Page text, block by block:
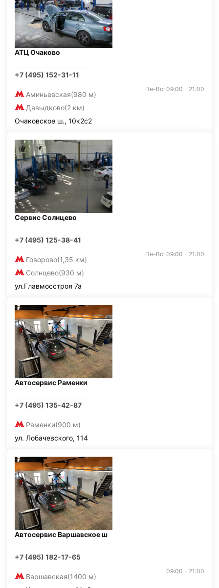
АТЦ Очаково
+7 (495) 152-31-11
Аминьевская(980 м)
Давыдково(2 км)
Пн-Вс: 09:00 - 21:00
Очаковское ш., 10к2с2
Сервис Солнцево
+7 (495) 125-38-41
Говорово(1,35 км)
Солнцево(930 м)
Пн-Вс: 09:00 - 21:00
ул.Главмосстроя 7а
Автосервис Раменки
+7 (495) 135-42-87
Раменки(900 м)
ул. Лобачевского, 114
Автосервис Варшавское ш
+7 (495) 182-17-65
Варшавская(1400 м)
09:00 - 21:00